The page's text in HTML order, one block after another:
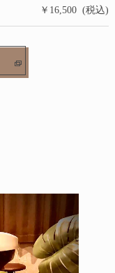
￥16,500 (税込)